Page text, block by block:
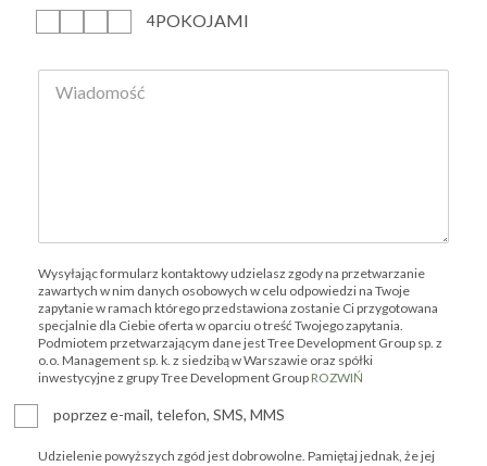
4POKOJAMI
Wysyłając formularz kontaktowy udzielasz zgody na przetwarzanie
zawartych w nim danych osobowych w celu odpowiedzi na Twoje
zapytanie w ramach którego przedstawiona zostanie Ci przygotowana
specjalnie dla Ciebie oferta w oparciu o treść Twojego zapytania.
Podmiotem przetwarzającym dane jest Tree Development Group sp. z
o.o. Management sp. k. z siedzibą w Warszawie oraz spółki
inwestycyjne z grupy Tree Development Group ROZWIŃ
poprzez e-mail, telefon, SMS, MMS
Udzielenie powyższych zgód jest dobrowolne. Pamiętaj jednak, że jej